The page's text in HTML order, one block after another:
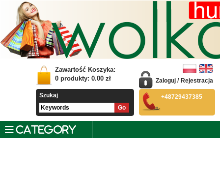
Zawartość Koszyka:
0 produkty: 0.00 zł
Szukaj
Zaloguj / Rejestracja
+48729437385
CATEGORY